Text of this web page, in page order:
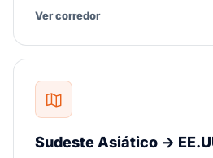
Ver corredor
Sudeste Asiático →